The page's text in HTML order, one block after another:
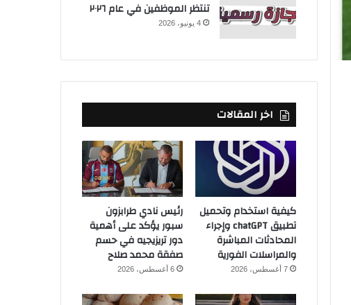
تنتظر الموظفين في عام ٢٠٢٦
4 يونيو، 2026
اخر المقالات
كيفية استخدام وتحميل
تطبيق chatGPT وإجراء
المحادثات المباشرة
والمراسلات الفورية
7 أغسطس، 2026
رئيس نادي طرابزون
سبور يؤكد على أهمية
دور تريزيجيه في حسم
صفقة محمد صلاح
6 أغسطس، 2026